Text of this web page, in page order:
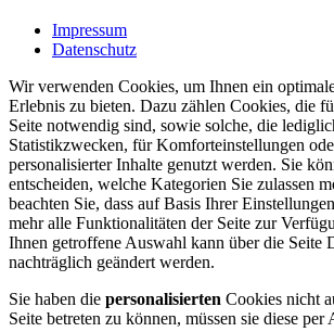
Impressum
Datenschutz
Wir verwenden Cookies, um Ihnen ein
Erlebnis zu bieten. Dazu zählen Cookies, die
Seite notwendig sind, sowie solche, die
Statistikzwecken, für Komforteinstellungen
personalisierter Inhalte genutzt werden. Sie
entscheiden, welche Kategorien Sie zulassen
beachten Sie, dass auf Basis Ihrer
mehr alle Funktionalitäten der Seite zur
Ihnen getroffene Auswahl kann über die Seite
nachträglich geändert werden.
Sie haben die personalisierten Cookies nicht
Seite betreten zu können, müssen sie diese per